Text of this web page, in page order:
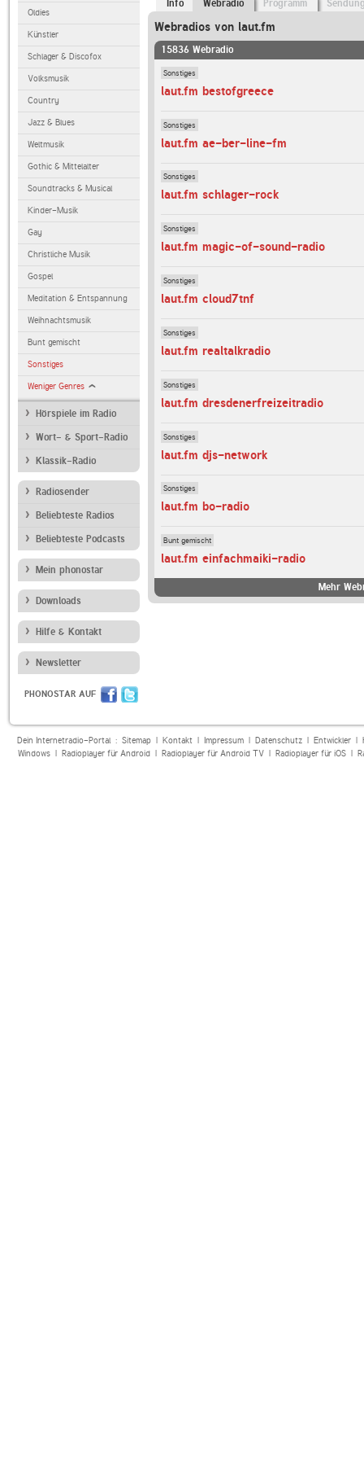
Oldies
Künstler
Schlager & Discofox
Volksmusik
Country
Jazz & Blues
Weltmusik
Gothic & Mittelalter
Soundtracks & Musical
Kinder-Musik
Gay
Christliche Musik
Gospel
Meditation & Entspannung
Weihnachtsmusik
Bunt gemischt
Sonstiges
Weniger Genres
Hörspiele im Radio
Wort- & Sport-Radio
Klassik-Radio
Radiosender
Beliebteste Radios
Beliebteste Podcasts
Mein phonostar
Downloads
Hilfe & Kontakt
Newsletter
PHONOSTAR AUF
Info Webradio Programm
Webradios von laut.fm
15836 Webradio
Sonstiges
laut.fm bestofgreece
Sonstiges
laut.fm ae-ber-line-fm
Sonstiges
laut.fm schlager-rock
Sonstiges
laut.fm magic-of-sound-radio
Sonstiges
laut.fm cloud7tnf
Sonstiges
laut.fm realtalkradio
Sonstiges
laut.fm dresdenerfreizeitradio
Sonstiges
laut.fm djs-network
Sonstiges
laut.fm bo-radio
Bunt gemischt
laut.fm einfachmaiki-radio
Mehr
Dein Internetradio-Portal : Sitemap| Kontakt| Impressum| Datenschutz| Entwickler|
Windows| Radioplayer für Android| Radioplayer für Android TV| Radioplayer für iOS|